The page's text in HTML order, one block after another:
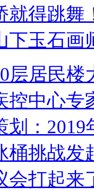
就得跳舞
下玉石画
层居民
控中心专
划：
桶挑战发
会打起来